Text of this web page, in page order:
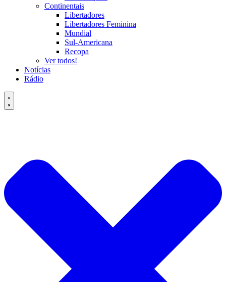
Continentais
Libertadores
Libertadores Feminina
Mundial
Sul-Americana
Recopa
Ver todos!
Notícias
Rádio